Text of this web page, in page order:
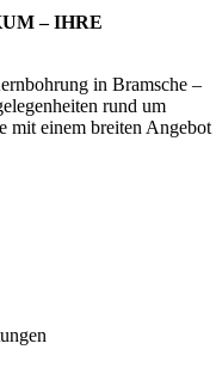
– IHRE
in Bramsche –
rund um
mit einem breiten Angebot